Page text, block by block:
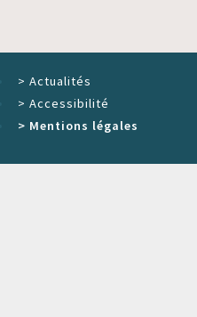
> Actualités
> Accessibilité
> Mentions légales